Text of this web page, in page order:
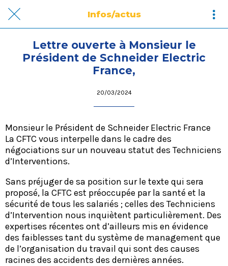
Infos/actus
Lettre ouverte à Monsieur le
Président de Schneider Electric
France,
20/03/2024
Monsieur le Président de Schneider Electric France
La CFTC vous interpelle dans le cadre des
négociations sur un nouveau statut des Techniciens
d’Interventions.
Sans préjuger de sa position sur le texte qui sera
proposé, la CFTC est préoccupée par la santé et la
sécurité de tous les salariés ; celles des Techniciens
d’Intervention nous inquiètent particulièrement. Des
expertises récentes ont d’ailleurs mis en évidence
des faiblesses tant du système de management que
de l’organisation du travail qui sont des causes
racines des accidents des dernières années.